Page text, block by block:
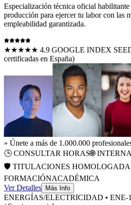
Especialización técnica oficial habilitante
producción para ejercer tu labor con las
empleabilidad garantizada.
★★★★★ 4.9 GOOGLE INDEX
certificadas en España)
» Únete a más de 1.000.000
🕒 CONSULTAR HORAS🌐
🛡️ TITULACIONES
FORMACIÓNACADÉMICA
Ver Detalles
Más Info
ENERGÍAS/ELECTRICIDAD • ENE-